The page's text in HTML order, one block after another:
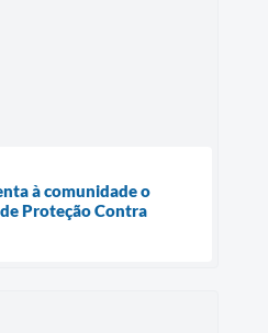
à comunidade o
Proteção Contra